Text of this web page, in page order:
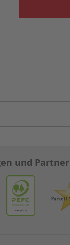
und Partner